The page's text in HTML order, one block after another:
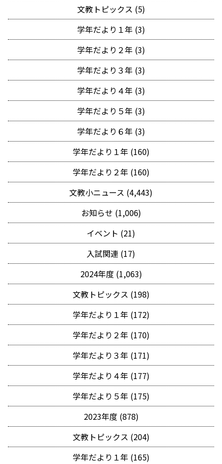
文教トピックス (5)
学年だより１年 (3)
学年だより２年 (3)
学年だより３年 (3)
学年だより４年 (3)
学年だより５年 (3)
学年だより６年 (3)
学年だより１年 (160)
学年だより２年 (160)
文教小ニュース (4,443)
お知らせ (1,006)
イベント (21)
入試関連 (17)
2024年度 (1,063)
文教トピックス (198)
学年だより１年 (172)
学年だより２年 (170)
学年だより３年 (171)
学年だより４年 (177)
学年だより５年 (175)
2023年度 (878)
文教トピックス (204)
学年だより１年 (165)